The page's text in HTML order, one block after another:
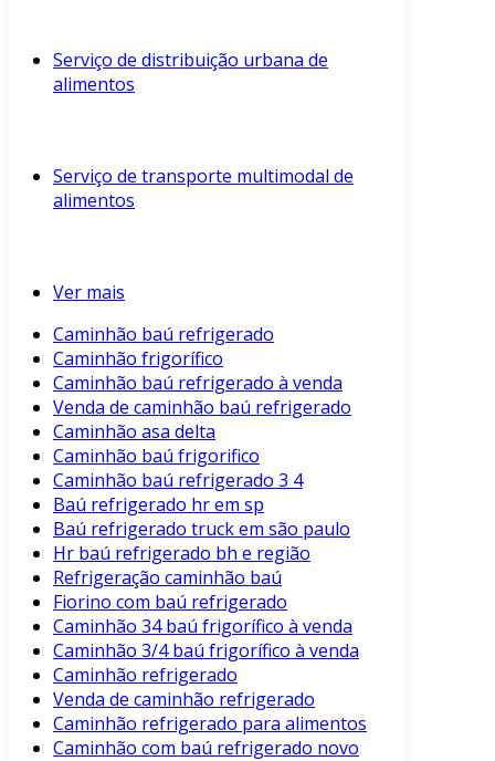
Serviço de distribuição urbana de
alimentos
Serviço de transporte multimodal de
alimentos
Ver mais
Caminhão baú refrigerado
Caminhão frigorífico
Caminhão baú refrigerado à venda
Venda de caminhão baú refrigerado
Caminhão asa delta
Caminhão baú frigorifico
Caminhão baú refrigerado 3 4
Baú refrigerado hr em sp
Baú refrigerado truck em são paulo
Hr baú refrigerado bh e região
Refrigeração caminhão baú
Fiorino com baú refrigerado
Caminhão 34 baú frigorífico à venda
Caminhão 3/4 baú frigorífico à venda
Caminhão refrigerado
Venda de caminhão refrigerado
Caminhão refrigerado para alimentos
Caminhão com baú refrigerado novo